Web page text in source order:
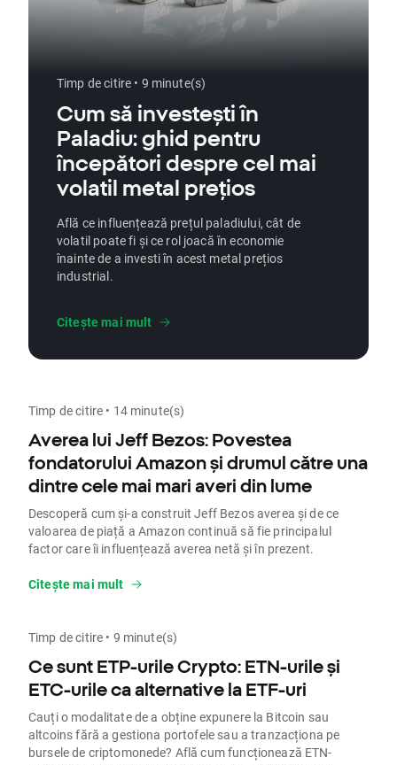
Timp de citire • 9 minute(s)
Cum să investești în
Paladiu: ghid pentru
începători despre cel mai
volatil metal prețios
Află ce influențează prețul paladiului, cât de
volatil poate fi și ce rol joacă în economie
înainte de a investi în acest metal prețios
industrial.
Citește mai mult
Timp de citire • 14 minute(s)
Averea lui Jeff Bezos: Povestea
fondatorului Amazon și drumul către una
dintre cele mai mari averi din lume
Descoperă cum și-a construit Jeff Bezos averea și de ce
valoarea de piață a Amazon continuă să fie principalul
factor care îi influențează averea netă și în prezent.
Citește mai mult
Timp de citire • 9 minute(s)
Ce sunt ETP-urile Crypto: ETN-urile și
ETC-urile ca alternative la ETF-uri
Cauți o modalitate de a obține expunere la Bitcoin sau
altcoins fără a gestiona portofele sau a tranzacționa pe
bursele de criptomonede? Află cum funcționează ETN-